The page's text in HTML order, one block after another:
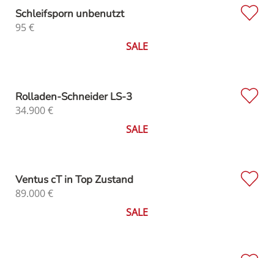
Schleifsporn unbenutzt
95€
SALE
Rolladen-Schneider LS-3
34.900€
SALE
Ventus cT in Top Zustand
89.000€
SALE